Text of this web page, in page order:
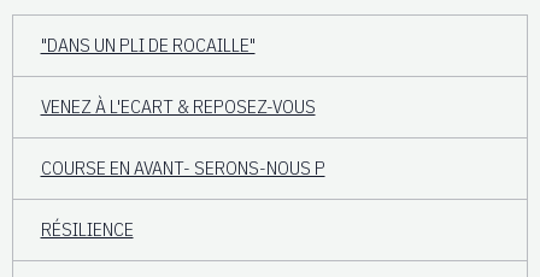
"DANS UN PLI DE ROCAILLE"
VENEZ À L'ECART & REPOSEZ-VOUS
COURSE EN AVANT- SERONS-NOUS P
RÉSILIENCE